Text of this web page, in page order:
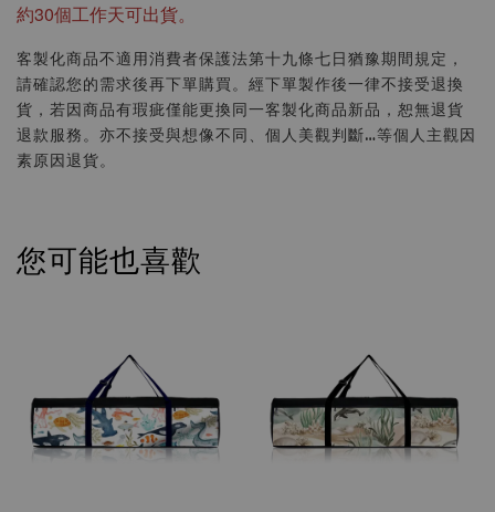
約30個工作天可出貨。
客製化商品不適用消費者保護法第十九條七日猶豫期間規定，
請確認您的需求後再下單購買。經下單製作後一律不接受退換
貨，若因商品有瑕疵僅能更換同一客製化商品新品，恕無退貨
退款服務。亦不接受與想像不同、個人美觀判斷…等個人主觀因
素原因退貨。
您可能也喜歡